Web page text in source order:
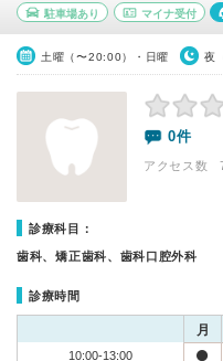
駐車場あり マイナ受付
土曜（〜20:00）・日曜 夜
0件
アクセス数
診療科目：
歯科、矯正歯科、歯科口腔外科
診療時間
月
10:00-13:00